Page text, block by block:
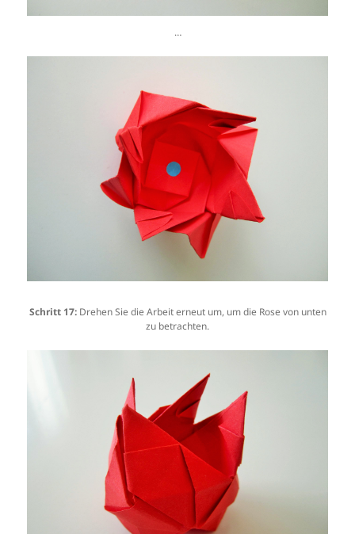
…
Schritt 17:Drehen Sie die Arbeit erneut um, um die Rose von unten
zu betrachten.